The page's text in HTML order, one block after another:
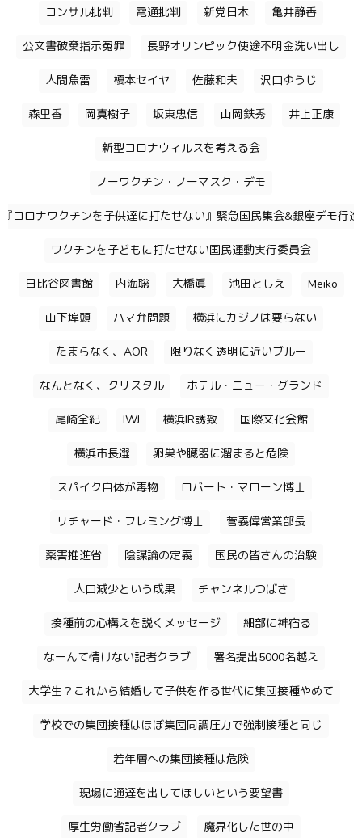
コンサル批判 電通批判 新党日本 亀井静香
公文書破棄指示冤罪 長野オリンピック使途不明金洗い出し
人間魚雷 榎本セイヤ 佐藤和夫 沢口ゆうじ
森里香 岡真樹子 坂東忠信 山岡鉄秀 井上正康
新型コロナウィルスを考える会
ノーワクチン・ノーマスク・デモ
『コロナワクチンを子供達に打たせない』緊急国民集会&銀座デモ行進
ワクチンを子どもに打たせない国民運動実行委員会
日比谷図書館 内海聡 大橋眞 池田としえ Meiko
山下埠頭 ハマ弁問題 横浜にカジノは要らない
たまらなく、AOR 限りなく透明に近いブルー
なんとなく、クリスタル ホテル・ニュー・グランド
尾崎全紀 IWJ 横浜IR誘致 国際文化会館
横浜市長選 卵巣や臓器に溜まると危険
スパイク自体が毒物 ロバート・マローン博士
リチャード・フレミング博士 菅義偉営業部長
薬害推進省 陰謀論の定義 国民の皆さんの治験
人口減少という成果 チャンネルつばさ
接種前の心構えを説くメッセージ 細部に神宿る
なーんて情けない記者クラブ 署名提出5000名越え
大学生？これから結婚して子供を作る世代に集団接種やめて
学校での集団接種はほぼ集団同調圧力で強制接種と同じ
若年層への集団接種は危険
現場に通達を出してほしいという要望書
厚生労働省記者クラブ 魔界化した世の中